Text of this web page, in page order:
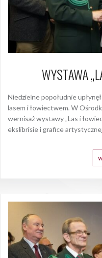
WYSTAWA
Niedzielne popołudnie
lasem i łowiectwem. W
wernisaż wystawy „Las i
ekslibrisie i grafice